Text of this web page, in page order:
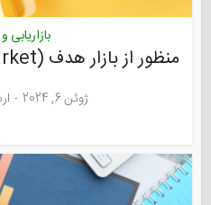
منظور از بازار هدف (Target Market) چیست؟
ژوئن 6, 2024